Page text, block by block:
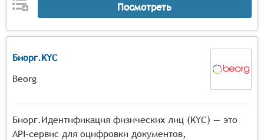
Посмотреть
Биорг.KYC
Beorg
Биорг.Идентификация физических лиц (KYC) — это
API-сервис для оцифровки документов,